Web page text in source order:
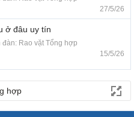
27/5/26
ở đâu uy tín
đàn: Rao vặt Tổng hợp
15/5/26
hợp